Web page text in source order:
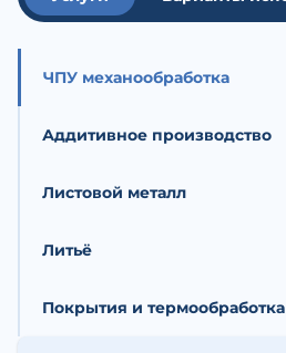
ЧПУ механообработка
Аддитивное производство
Листовой металл
Литьё
Покрытия и термообработка